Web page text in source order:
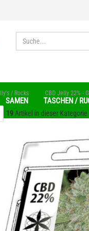
SAMEN TASCHEN /
/ Rocks CBD Jelly 22% -
19Artikel in dieser Kategorie